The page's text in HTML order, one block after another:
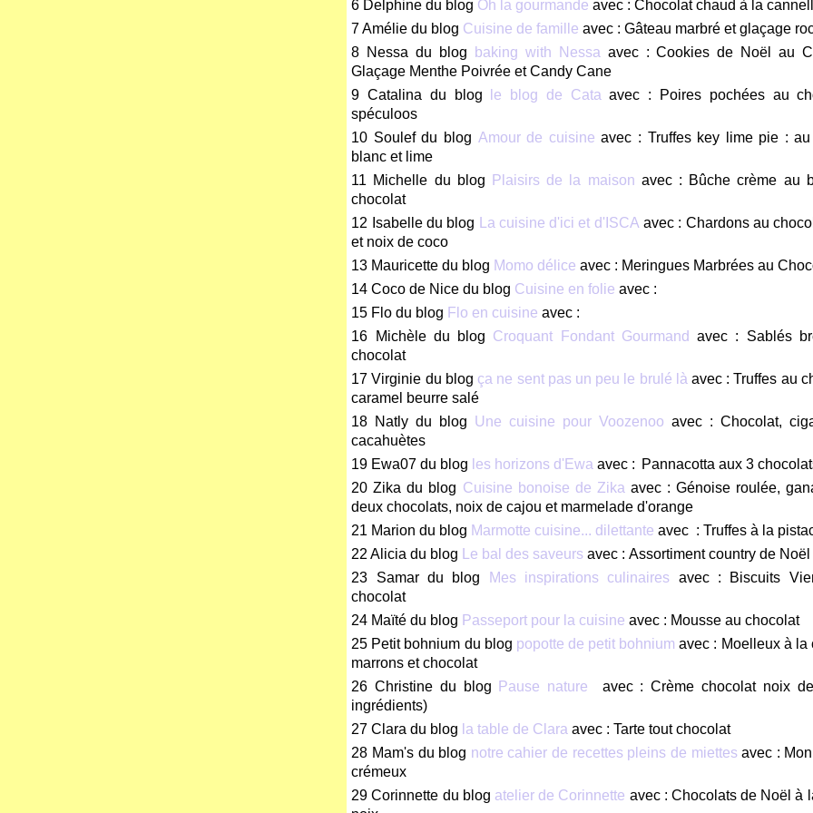
6 Delphine du blog Oh la gourmande avec : Chocolat chaud à la
7 Amélie du blog Cuisine de famille avec : Gâteau marbré et glaçage
8 Nessa du blog
baking with Nessa avec : Cookies de Noël au
Glaçage Menthe Poivrée et Candy Cane
9 Catalina du blog
le blog de Cata avec : Poires pochées au
spéculoos
10 Soulef du blog Amour de cuisine avec : Truffes key lime pie :
blanc et lime
11 Michelle du blog
Plaisirs de la maison avec : Bûche crème au
chocolat
12 Isabelle du blog
La cuisine d'ici et d'ISCA avec : Chardons au
et noix de coco
13 Mauricette du blog Momo délice avec : Meringues Marbrées au
14 Coco de Nice du blog Cuisine en folie avec :
15 Flo du blog Flo en cuisine avec :
16 Michèle du blog Croquant Fondant Gourmand
avec : Sablés
chocolat
17 Virginie du blog ça ne sent pas un peu le brulé là avec : Truffes au
caramel beurre salé
18 Natly du blog Une cuisine pour Voozenoo avec : Chocolat,
cacahuètes
19 Ewa07 du blog les horizons d'Ewa avec : Pannacotta aux 3
20 Zika du blog Cuisine bonoise de Zika avec : Génoise roulée,
deux chocolats, noix de cajou et marmelade d'orange
21 Marion du blog Marmotte cuisine... dilettante avec : Truffes à la
22 Alicia du blog
Le bal des saveurs avec : Assortiment country de Noël
23 Samar du blog
Mes inspirations culinaires
avec : Biscuits
chocolat
24 Maïté du blog Passeport pour la cuisine avec : Mousse au chocolat
25 Petit bohnium du blog popotte de petit bohnium avec : Moelleux à la
marrons et chocolat
26 Christine du blog
Pause nature avec : Crème chocolat noix
ingrédients)
27 Clara du blog la table de Clara avec : Tarte tout chocolat
28 Mam's du blog notre cahier de recettes pleins de miettes avec :
crémeux
29 Corinnette du blog atelier de Corinnette avec : Chocolats de Noël à